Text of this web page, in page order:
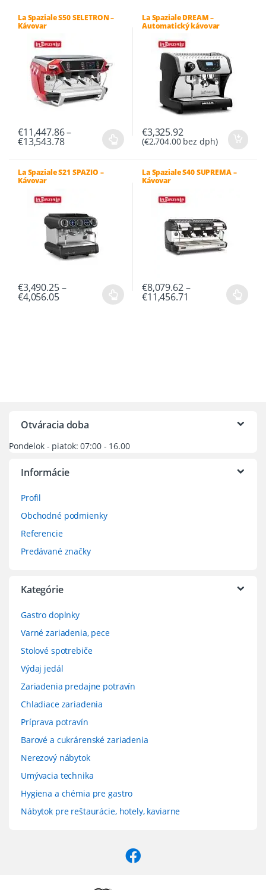
La Spaziale S50 SELETRON –
Kávovar
€11,447.86–
€13,543.78Price
through
€13,543.78
Tento
má
viacero
variantov.
Možnosti
môžete
stránke
produktu.
La Spaziale DREAM –
Automatický kávovar
€3,325.92
(€2,704.00bez dph)
La Spaziale S21 SPAZIO –
Kávovar
€3,490.25–
€4,056.05Price
Tento
na
produktu.
La Spaziale S40 SUPREMA –
Kávovar
€8,079.62–
€11,456.71
Tento
Otváracia doba
Pondelok - piatok: 07:00 - 16.00
Informácie
Profil
Obchodné podmienky
Referencie
Predávané značky
Kategórie
Gastro doplnky
Varné zariadenia, pece
Stolové spotrebiče
Výdaj jedál
Zariadenia predajne potravín
Chladiace zariadenia
Príprava potravín
Barové a cukrárenské zariadenia
Nerezový nábytok
Umývacia technika
Hygiena a chémia pre gastro
Nábytok pre reštaurácie, hotely, kaviarne